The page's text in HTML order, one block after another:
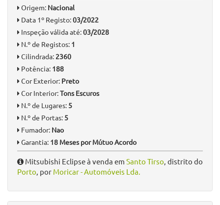
Origem: Nacional
Data 1º Registo:03/2022
Inspeção válida até:03/2028
N.º de Registos: 1
Cilindrada: 2360
Potência: 188
Cor Exterior: Preto
Cor Interior:Tons Escuros
N.º de Lugares: 5
N.º de Portas: 5
Fumador: Nao
Garantia: 18 Meses por Mútuo Acordo
Mitsubishi Eclipse à venda em Santo Tirso, distrito do
Porto, por Moricar - Automóveis Lda.